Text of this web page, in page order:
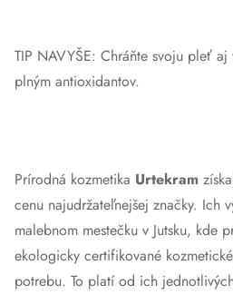
TIP NAVYŠE: Chráňte svoju pleť aj
plným antioxidantov.
Prírodná kozmetika Urtekram
cenu najudržateľnejšej značky. Ich
malebnom mestečku v Jutsku, kde
ekologicky certifikované
potrebu. To platí od ich